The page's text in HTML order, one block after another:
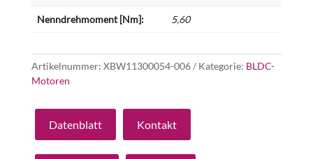
Nenndrehmoment [Nm]: 5,60
Artikelnummer: XBW11300054-006 Kategorie: BLDC-
Motoren
Datenblatt Kontakt